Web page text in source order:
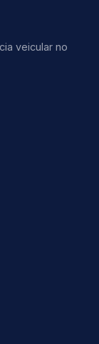
veicular no